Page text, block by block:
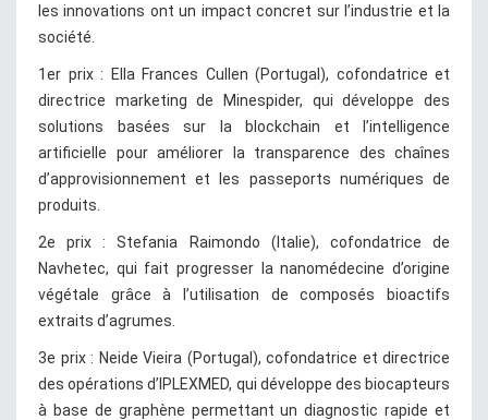
les innovations ont un impact concret sur l’industrie et la
société.
1er prix : Ella Frances Cullen (Portugal), cofondatrice et
directrice marketing de Minespider, qui développe des
solutions basées sur la blockchain et l’intelligence
artificielle pour améliorer la transparence des chaînes
d’approvisionnement et les passeports numériques de
produits.
2e prix : Stefania Raimondo (Italie), cofondatrice de
Navhetec, qui fait progresser la nanomédecine d’origine
végétale grâce à l’utilisation de composés bioactifs
extraits d’agrumes.
3e prix : Neide Vieira (Portugal), cofondatrice et directrice
des opérations d’IPLEXMED, qui développe des biocapteurs
à base de graphène permettant un diagnostic rapide et